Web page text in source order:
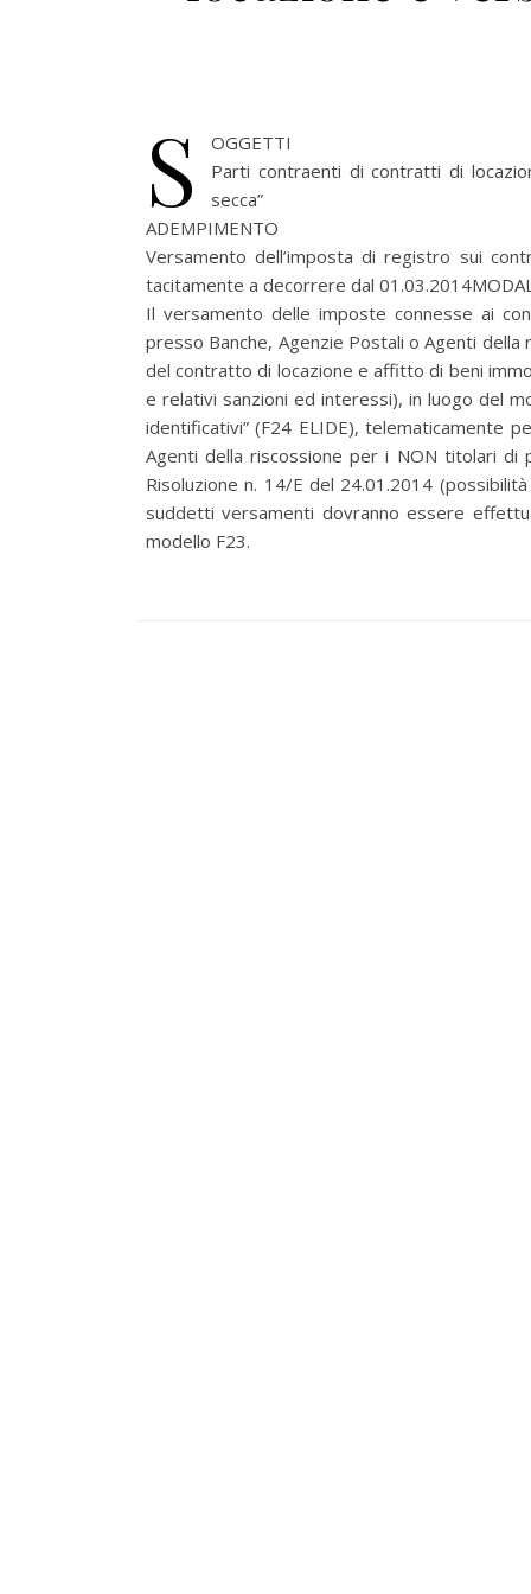
S
OGGETTI
Parti contraenti di contratti di
secca”
ADEMPIMENTO
Versamento dell’imposta di registro sui
tacitamente a decorrere dal
Il versamento delle imposte connesse ai
presso Banche, Agenzie Postali o Agenti
del contratto di locazione e affitto di beni
e relativi sanzioni ed interessi), in luogo del
identificativi” (F24 ELIDE), telematicamente
Agenti della riscossione per i NON titolari
Risoluzione n. 14/E del 24.01.2014
suddetti versamenti dovranno essere
modello F23.